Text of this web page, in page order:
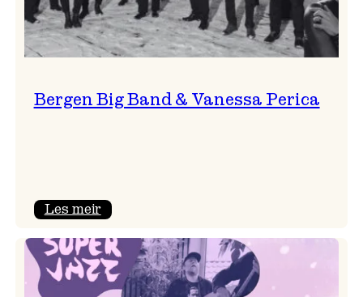
Bergen Big Band & Vanessa Perica
Les meir:
Big
Band
&